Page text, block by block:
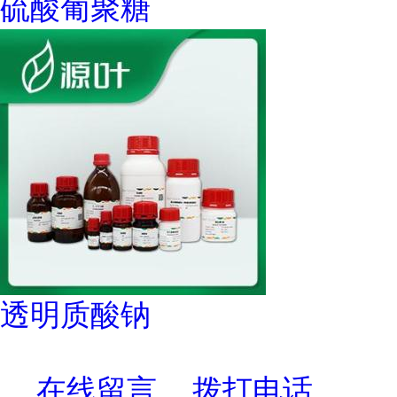
硫酸葡聚糖
透明质酸钠
在线留言 拨打电话